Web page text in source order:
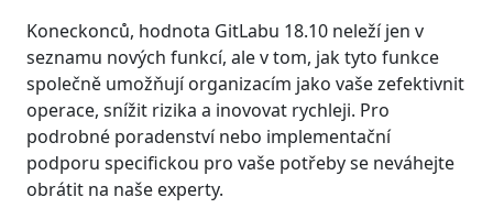
Koneckonců, hodnota GitLabu 18.10 neleží jen v
seznamu nových funkcí, ale v tom, jak tyto funkce
společně umožňují organizacím jako vaše zefektivnit
operace, snížit rizika a inovovat rychleji. Pro
podrobné poradenství nebo implementační
podporu specifickou pro vaše potřeby se neváhejte
obrátit na naše experty.